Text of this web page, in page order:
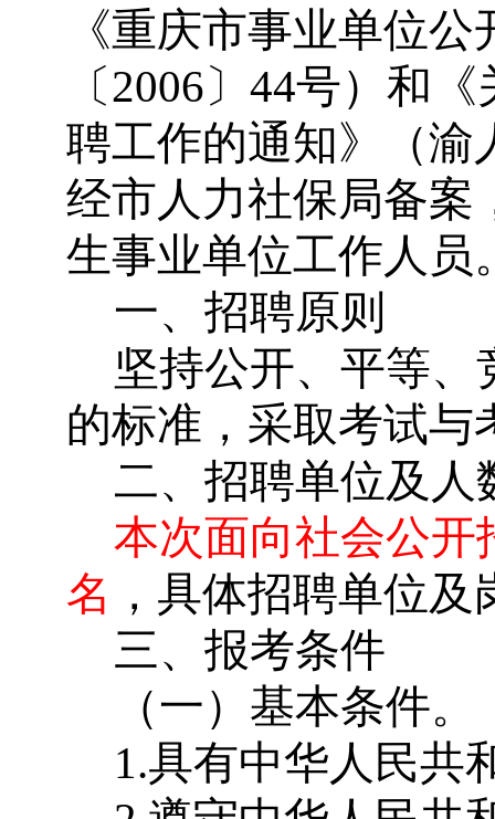
《重庆市事业单位
〔2006〕 44号）和《
聘工作的通知》（渝
经市人力社保局备案
生事业单位工作人员
一、招聘原则
坚持公开、平等
的标准，采取考试与
二、招聘单位及人
本次面向社会公开
名 ，具体招聘单位
三、报考条件
（一）基本条件。
1.具有中华人民共